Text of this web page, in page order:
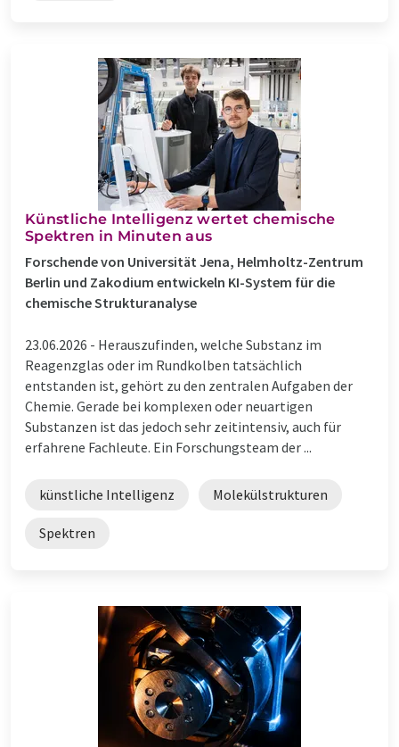
Künstliche Intelligenz wertet chemische
Spektren in Minuten aus
Forschende von Universität Jena, Helmholtz-Zentrum
Berlin und Zakodium entwickeln KI-System für die
chemische Strukturanalyse
23.06.2026 - Herauszufinden, welche Substanz im
Reagenzglas oder im Rundkolben tatsächlich
entstanden ist, gehört zu den zentralen Aufgaben der
Chemie. Gerade bei komplexen oder neuartigen
Substanzen ist das jedoch sehr zeitintensiv, auch für
erfahrene Fachleute. Ein Forschungsteam der ...
künstliche Intelligenz Molekülstrukturen
Spektren